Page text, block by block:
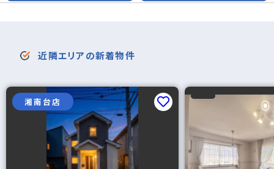
近隣エリアの新着物件
湘南台店